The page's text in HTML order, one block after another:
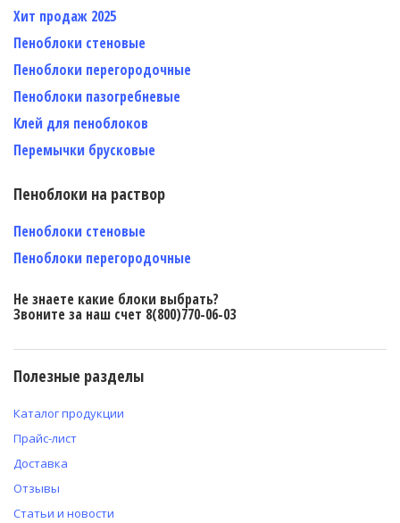
Хит продаж 2025
Пеноблоки стеновые
Пеноблоки перегородочные
Пеноблоки пазогребневые
Клей для пеноблоков
Перемычки брусковые
Пеноблоки на раствор
Пеноблоки стеновые
Пеноблоки перегородочные
Не знаете какие блоки выбрать?
Звоните за наш счет 8(800)770-06-03
Полезные разделы
Каталог продукции
Прайс-лист
Доставка
Отзывы
Статьи и новости